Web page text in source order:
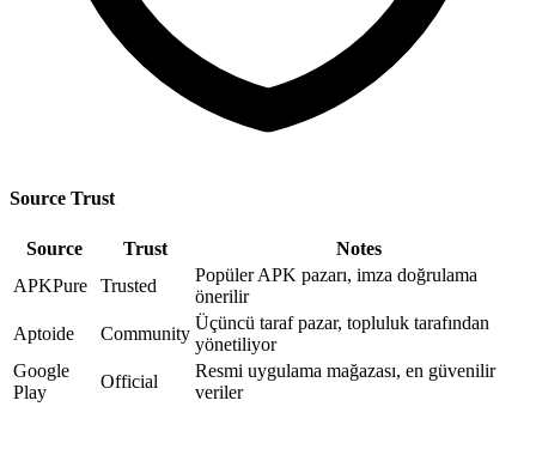
Source Trust
Source Trust
Notes
APKPure
Trusted
Popüler APK pazarı, imza doğrulama
önerilir
Aptoide
Community
Üçüncü taraf pazar, topluluk tarafından
yönetiliyor
Google
Play
Official
Resmi uygulama mağazası, en güvenilir
veriler